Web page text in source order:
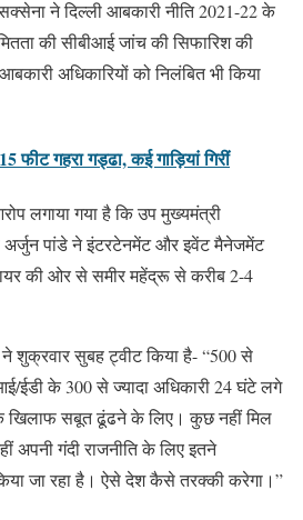
ने दिल्ली आबकारी नीति 2021-22 के
की सीबीआई जांच की सिफारिश की
अधिकारियों को निलंबित भी किया
फीट गहरा गड्ढा, कई गाड़ियां गिरीं
लगाया गया है कि उप मुख्यमंत्री
अर्जुन पांडे ने इंटरटेनमेंट और इवेंट मैनेजमेंट
की ओर से समीर महेंद्रू से करीब 2-4
शुक्रवार सुबह ट्वीट किया है- “500 से
ईडी के 300 से ज्यादा अधिकारी 24 घंटे लगे
खिलाफ सबूत ढूंढने के लिए। कुछ नहीं मिल
अपनी गंदी राजनीति के लिए इतने
जा रहा है। ऐसे देश कैसे तरक्की करेगा।”